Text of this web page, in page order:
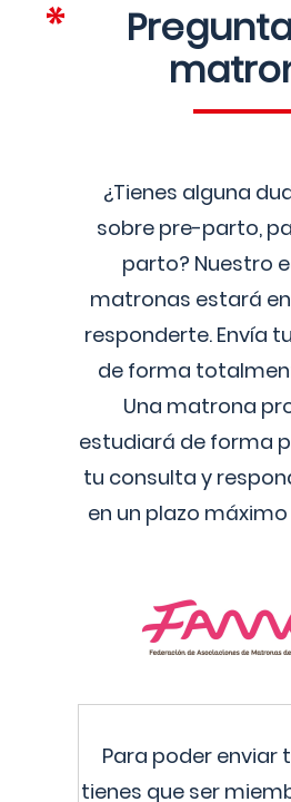
¿Tienes alguna
sobre pre-parto,
parto? Nuestro
matronas estará
responderte. Envía
de forma
Una matrona
estudiará de forma
tu consulta y
en un plazo
Para poder enviar
tienes que ser